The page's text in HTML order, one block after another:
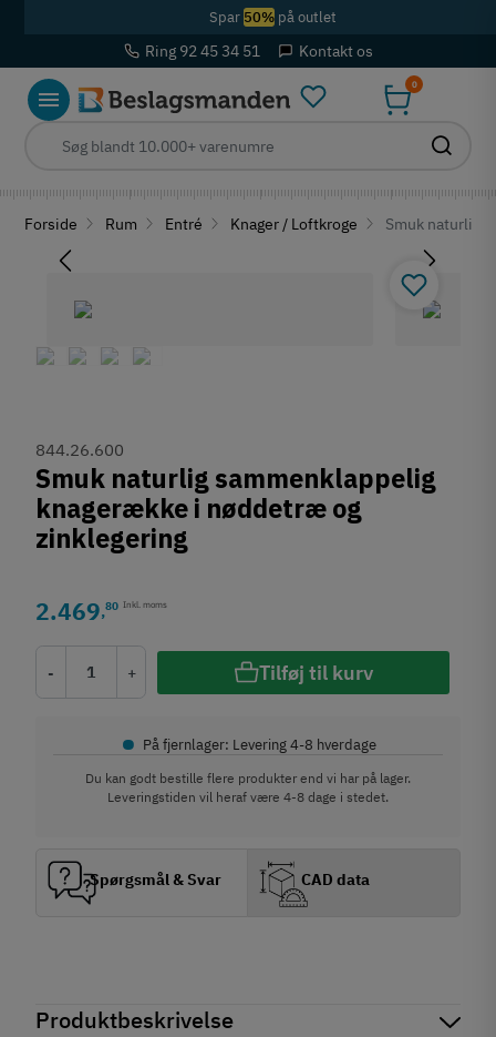
Spar 50%på outlet
Ring 92 45 34 51 Kontakt os
0
Forside Rum Entré Knager / Loftkroge Smuk naturlig
Produktbeskrivelse
844.26.600
Smuk naturlig sammenklappelig
knagerække i nøddetræ og
zinklegering
2.469,80 Inkl. moms
- + Tilføj til kurv
• På fjernlager: Levering 4-8 hverdage
Du kan godt bestille flere produkter end vi har på lager.
Leveringstiden vil heraf være 4-8 dage i stedet.
Spørgsmål & Svar CAD data